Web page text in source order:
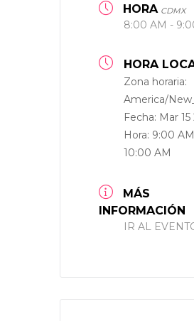
HORA CDMX
8:00 AM -
HORA
Zona horaria:
America/
Fecha: Mar
Hora: 9:00
10:00 AM
MÁS
INFORMACIÓN
IR AL